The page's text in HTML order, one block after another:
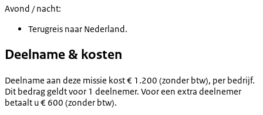
Avond / nacht:
Terugreis naar Nederland.
Deelname & kosten
Deelname aan deze missie kost € 1.200 (zonder btw), per bedrijf.
Dit bedrag geldt voor 1 deelnemer. Voor een extra deelnemer
betaalt u € 600 (zonder btw).